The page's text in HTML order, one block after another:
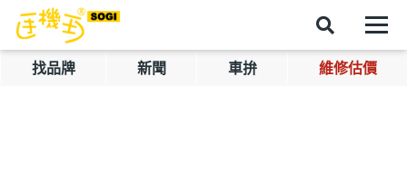
找品牌 新聞 車拚 維修估價